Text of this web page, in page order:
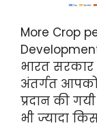
More Crop
भारत सरकार
अंतर्गत
प्रदान की
भी ज्यादा